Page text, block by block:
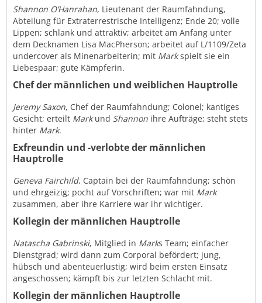
Shannon O’Hanrahan, Lieutenant der Raumfahndung,
Abteilung für Extraterrestrische Intelligenz; Ende 20; volle
Lippen; schlank und attraktiv; arbeitet am Anfang unter
dem Decknamen Lisa MacPherson; arbeitet auf L/1109/Zeta
undercover als Minenarbeiterin; mit Markspielt sie ein
Liebespaar; gute Kämpferin.
Chef der männlichen und weiblichen Hauptrolle
Jeremy Saxon, Chef der Raumfahndung; Colonel; kantiges
Gesicht; erteilt Markund Shannon ihre Aufträge; steht stets
hinter Mark.
Exfreundin und -verlobte der männlichen
Hauptrolle
Geneva Fairchild, Captain bei der Raumfahndung; schön
und ehrgeizig; pocht auf Vorschriften; war mit Mark
zusammen, aber ihre Karriere war ihr wichtiger.
Kollegin der männlichen Hauptrolle
Natascha Gabrinski, Mitglied in Marks Team; einfacher
Dienstgrad; wird dann zum Corporal befördert; jung,
hübsch und abenteuerlustig; wird beim ersten Einsatz
angeschossen; kämpft bis zur letzten Schlacht mit.
Kollegin der männlichen Hauptrolle